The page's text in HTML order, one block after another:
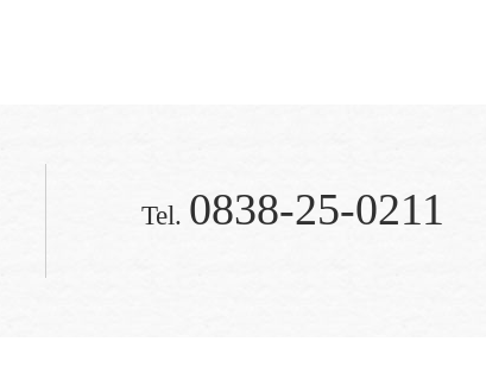
Tel. 0838-25-0211